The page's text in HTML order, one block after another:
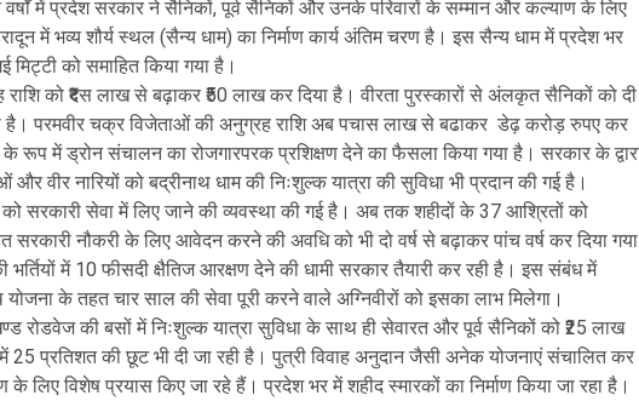
में प्रदेश सरकार ने सैनिकों, पूर्व सैनिकों और उनके परिवारों के सम्मान और कल्याण के लिए
में भव्य शौर्य स्थल (सैन्य धाम) का निर्माण कार्य अंतिम चरण है। इस सैन्य धाम में प्रदेश भर
को समाहित किया गया है।
को ₹दस लाख से बढ़ाकर ₹50 लाख कर दिया है। वीरता पुरस्कारों से अंलकृत सैनिकों को दी
है। परमवीर चक्र विजेताओं की अनुग्रह राशि अब पचास लाख से बढाकर डेढ़ करोड़ रुपए कर
के रूप में ड्रोन संचालन का रोजगारपरक प्रशिक्षण देने का फैसला किया गया है। सरकार के
वीर नारियों को बद्रीनाथ धाम की निःशुल्क यात्रा की सुविधा भी प्रदान की गई है।
को सरकारी सेवा में लिए जाने की व्यवस्था की गई है। अब तक शहीदों के 37 आश्रितों को
नौकरी के लिए आवेदन करने की अवधि को भी दो वर्ष से बढ़ाकर पांच वर्ष कर दिया गया
भर्तियों में 10 फीसदी क्षैतिज आरक्षण देने की धामी सरकार तैयारी कर रही है। इस संबंध में
के तहत चार साल की सेवा पूरी करने वाले अग्निवीरों को इसका लाभ मिलेगा।
रोडवेज की बसों में निःशुल्क यात्रा सुविधा के साथ ही सेवारत और पूर्व सैनिकों को ₹25 लाख
25 प्रतिशत की छूट भी दी जा रही है। पुत्री विवाह अनुदान जैसी अनेक योजनाएं संचालित कर
लिए विशेष प्रयास किए जा रहे हैं। प्रदेश भर में शहीद स्मारकों का निर्माण किया जा रहा है।